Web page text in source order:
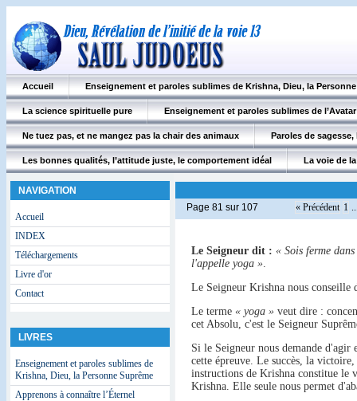
Page 81 sur 107 « Précédent 1
Le Seigneur dit : « Sois ferme
l'appelle yoga ».
Le Seigneur Krishna nous conseille
Le terme « yoga » veut dire :
cet Absolu, c'est le Seigneur
Si le Seigneur nous demande
cette épreuve. Le succès, la
instructions de Krishna constitue le
Krishna. Elle seule nous permet
Accueil Enseignement et paroles sublimes de Krishna, Dieu, la
La science spirituelle pure Enseignement et paroles sublimes de
Ne tuez pas, et ne mangez pas la chair des animaux Paroles de
Les bonnes qualités, l’attitude juste, le comportement idéal La voie de
NAVIGATION
Accueil
INDEX
Téléchargements
Livre d'or
Contact
LIVRES
Enseignement et paroles sublimes de
Krishna, Dieu, la Personne Suprême
Apprenons à connaître l’Éternel